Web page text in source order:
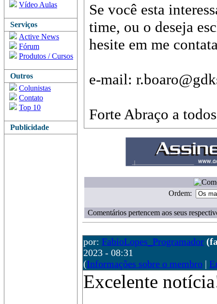
Vídeo Aulas
Serviços
Active News
Fórum
Produtos / Cursos
Outros
Colunistas
Contato
Top 10
Publicidade
Se você esta
time, ou o deseja
hesite em me
e-mail:
Forte Abraço a
Ordem:
Comentários pertencem aos seus
por: FabioLopes_Programador
2023 - 08:31
(Informações sobre o membro |
Excelente